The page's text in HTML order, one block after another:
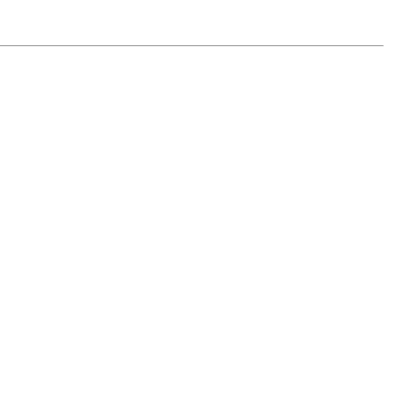
Vipps, Klarna och Google Pay.
debiteras kortet/fakturan.